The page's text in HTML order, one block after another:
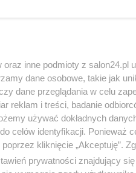
inne podmioty z salon24.pl
dane osobowe, takie jak
dane przeglądania w celu
reklam i treści, badanie
używać dokładnych
celów identyfikacji. Ponieważ
kliknięcie „Akceptuję”.
prywatności znajdujący